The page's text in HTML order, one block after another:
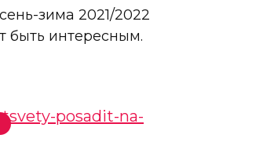
зима 2021/2022
быть интересным.